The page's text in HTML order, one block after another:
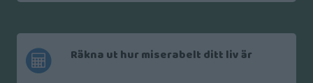
Räkna ut hur miserabelt ditt liv är